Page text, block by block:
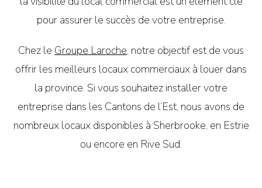
pour assurer le succès de votre entreprise.
Chez le Groupe Laroche, notre objectif est de vous
offrir les meilleurs locaux commerciaux à louer dans
la province. Si vous souhaitez installer votre
entreprise dans les Cantons de l’Est, nous avons de
nombreux locaux disponibles à Sherbrooke, en Estrie
ou encore en Rive Sud.